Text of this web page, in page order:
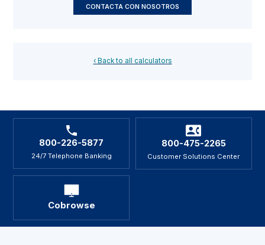
CONTACTA CON NOSOTROS
‹ Back to all calculators
800-226-5877
24/7 Telephone Banking
800-475-2265
Customer Solutions Center
Cobrowse